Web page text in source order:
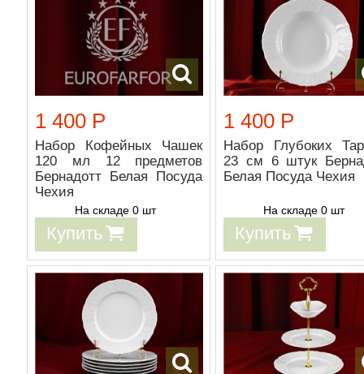
1 400 Р
Набор Кофейных Чашек
120 мл 12 предметов
Бернадотт Белая Посуда
Чехия
На складе 0 шт
Купить
1 400 Р
Набор Глубоких
23 см 6 штук
Белая Посуда Чехия
На складе 0 шт
Купить